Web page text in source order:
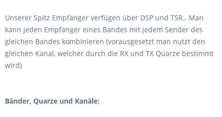
Unserer Spitz Empfänger verfügen über DSP und TSR.. Man
kann jeden Empfänger eines Bandes mit jedem Sender des
gleichen Bandes kombinieren (vorausgesetzt man nutzt den
gleichen Kanal, welcher durch die RX und TX Quarze bestimmt
wird)
Bänder, Quarze und Kanäle: